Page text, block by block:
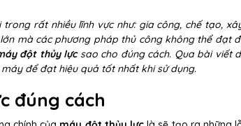
rất nhiều lĩnh vực như: gia công, chế tạo,
mà các phương pháp thủ công không thể đạt
đột thủy lựcsao cho đúng cách. Qua bài viết
để đạt hiệu quả tốt nhất khi sử dụng.
đúng cách